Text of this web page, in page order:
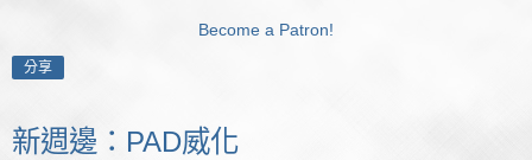
Become a Patron!
分享
新週邊：PAD威化